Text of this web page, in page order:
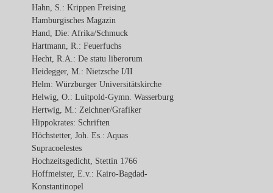
Hahn, S.: Krippen Freising
Hamburgisches Magazin
Hand, Die: Afrika/Schmuck
Hartmann, R.: Feuerfuchs
Hecht, R.A.: De statu liberorum
Heidegger, M.: Nietzsche I/II
Helm: Würzburger Universitätskirche
Helwig, O.: Luitpold-Gymn. Wasserburg
Hertwig, M.: Zeichner/Grafiker
Hippokrates: Schriften
Höchstetter, Joh. Es.: Aquas
Supracoelestes
Hochzeitsgedicht, Stettin 1766
Hoffmeister, E.v.: Kairo-Bagdad-
Konstantinopel